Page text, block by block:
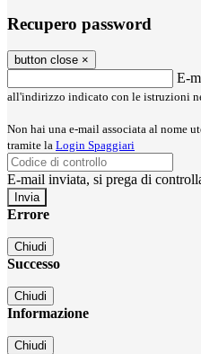
Recupero password
button close ×
E-
all'indirizzo indicato con le istruzioni
Non hai una e-mail associata al nome
tramite la Login Spaggiari
E-mail inviata, si prega di
Errore
Chiudi
Successo
Chiudi
Informazione
Chiudi